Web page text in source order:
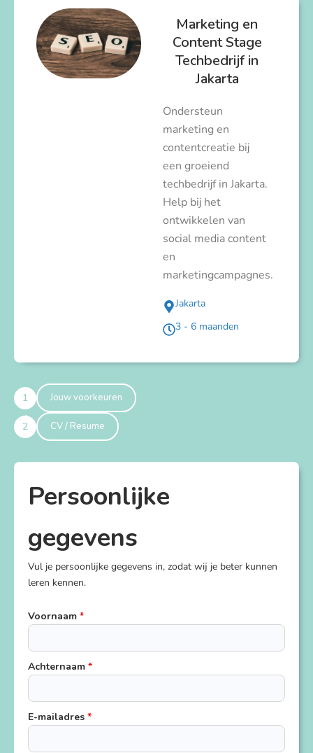
Marketing en
Content Stage
Techbedrijf in
Jakarta
Ondersteun
marketing en
contentcreatie bij
een groeiend
techbedrijf in Jakarta.
Help bij het
ontwikkelen van
social media content
en
marketingcampagnes.
Jakarta
3 - 6 maanden
1 Jouw voorkeuren
2 CV / Resume
Persoonlijke
gegevens
Vul je persoonlijke gegevens in, zodat wij je beter kunnen
leren kennen.
Voornaam *
Achternaam *
E-mailadres *